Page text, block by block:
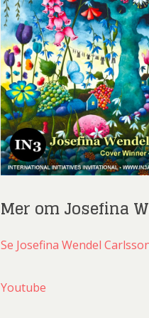
Mer om Josefina
Se Josefina Wendel
Youtube